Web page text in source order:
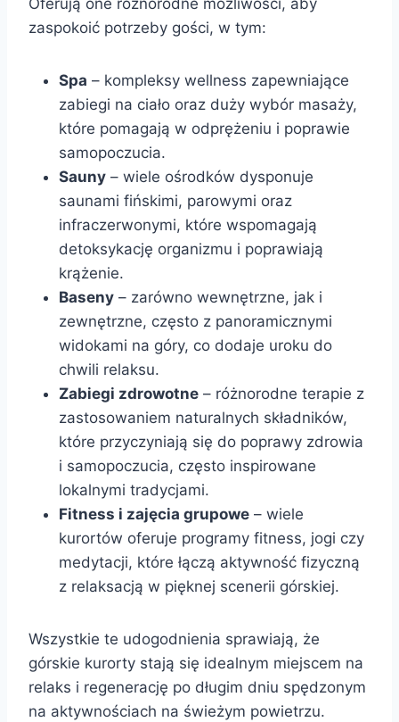
zaspokoić potrzeby gości, w tym:
Spa – kompleksy wellness zapewniające
zabiegi na ciało oraz duży wybór masaży,
które pomagają w odprężeniu i poprawie
samopoczucia.
Sauny – wiele ośrodków dysponuje
saunami fińskimi, parowymi oraz
infraczerwonymi, które wspomagają
detoksykację organizmu i poprawiają
krążenie.
Baseny – zarówno wewnętrzne, jak i
zewnętrzne, często z panoramicznymi
widokami na góry, co dodaje uroku do
chwili relaksu.
Zabiegi zdrowotne – różnorodne terapie z
zastosowaniem naturalnych składników,
które przyczyniają się do poprawy zdrowia
i samopoczucia, często inspirowane
lokalnymi tradycjami.
Fitness i zajęcia grupowe – wiele
kurortów oferuje programy fitness, jogi czy
medytacji, które łączą aktywność fizyczną
z relaksacją w pięknej scenerii górskiej.
Wszystkie te udogodnienia sprawiają, że
górskie kurorty stają się idealnym miejscem na
relaks i regenerację po długim dniu spędzonym
na aktywnościach na świeżym powietrzu.